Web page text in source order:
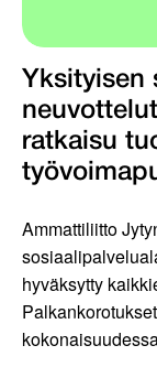
Yksityisen
ratkaisu
Ammattiliitto
hyväksytty